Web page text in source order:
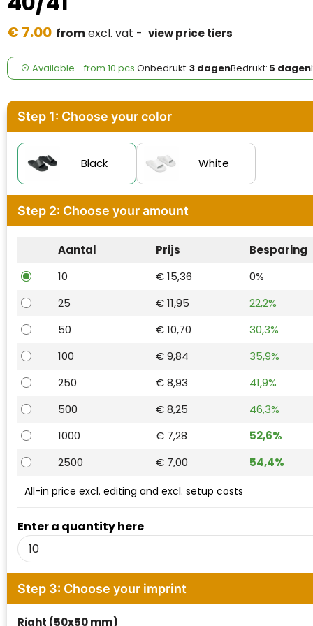
Fresh 'n Rebel
GolfOriginals
James Harvest
Kingcap
Mepal
Moleskine
MyKit
Waterman
€ 7.00 fromexcl. vat - view price tiers
Available - from 10 pcs.Onbedrukt:3 dagenBedrukt: 5 dagen
Step 1: Choose your color
Black White
Step 2: Choose your amount
Aantal Prijs
Besparing
10
€ 15,36
0%
25
€ 11,95
22,2%
50
€ 10,70
30,3%
100
€ 9,84
35,9%
250
€ 8,93
41,9%
500
€ 8,25
46,3%
1000
€ 7,28
52,6%
2500
€ 7,00 54,4%
Enter a quantity here
All-in price excl. editing and excl. setup costs
Step 3: Choose your imprint
Right (50x50 mm)